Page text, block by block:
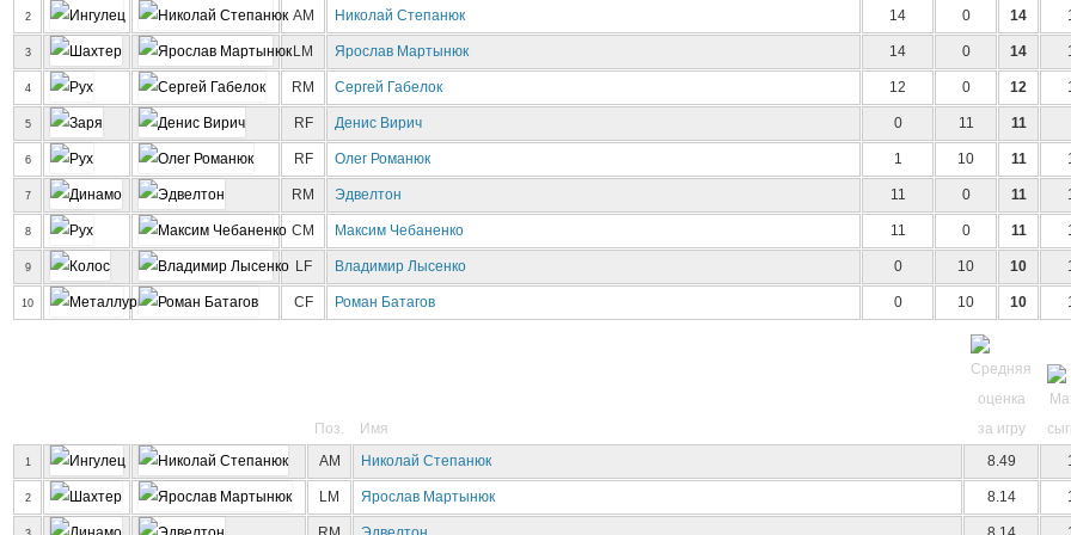
2 AM Николай Степанюк 14 0 14
3 LM Ярослав Мартынюк 14 0 14
4 RM Сергей Габелок 12 0 12
5 RF Денис Вирич 0 11 11
6 RF Олег Романюк 1 10 11
7 RM Эдвелтон 11 0 11
8 CM Максим Чебаненко 11 0 11
9 LF Владимир Лысенко 0 10 10
10 CF Роман Батагов 0 10 10
Поз. Имя
1 AM Николай Степанюк 8.49
2 LM Ярослав Мартынюк 8.14